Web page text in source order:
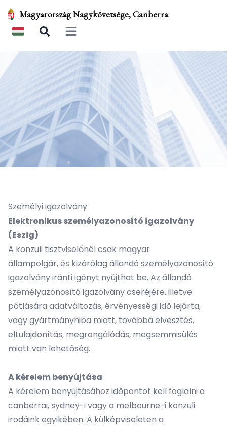
Magyarország Nagykövetsége, Canberra
Open main menu
Személyi igazolvány
Elektronikus személyazonosító igazolvány
(Eszig)
A konzuli tisztviselőnél csak magyar
állampolgár, és kizárólag állandó személyazonosító
igazolvány iránti igényt nyújthat be. Az állandó
személyazonosító igazolvány cseréjére, illetve
pótlására adatváltozás, érvényességi idő lejárta,
vagy gyártmányhiba miatt, továbbá elvesztés,
eltulajdonítás, megrongálódás, megsemmisülés
miatt van lehetőség.
A kérelem benyújtása
A kérelem benyújtásához időpontot kell foglalni a
canberrai, sydney-i vagy a melbourne-i konzuli
irodáink egyikében. A külképviseleten a